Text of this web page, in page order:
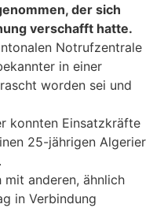
der sich
verschafft hatte.
Notrufzentrale
in einer
worden sei und
konnten Einsatzkräfte
25-jährigen Algerier
anderen, ähnlich
in Verbindung